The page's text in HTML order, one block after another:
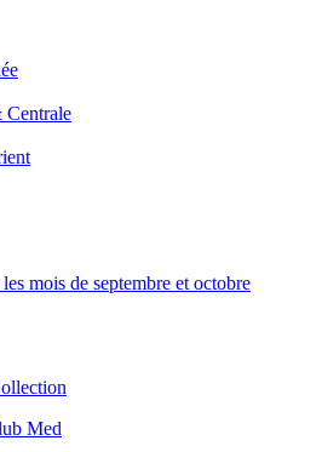
mois de septembre et octobre
Med